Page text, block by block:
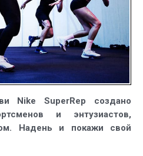
Nike SuperRep создано
и энтузиастов,
Надень и покажи свой